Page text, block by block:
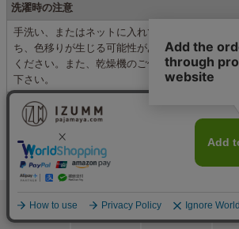
ホーム カート おねむりフェア
洗濯時の注意
手洗い、またはネットに入れて弱流いをお勧め
ち、色移りが生じる可能性があるため、淡色も
ください。また、乾燥機のご使用は避け、洗濯
下さい。
生産国
日本
サイズ(cm)
【ネックウォーマー本体】15×90
カラー